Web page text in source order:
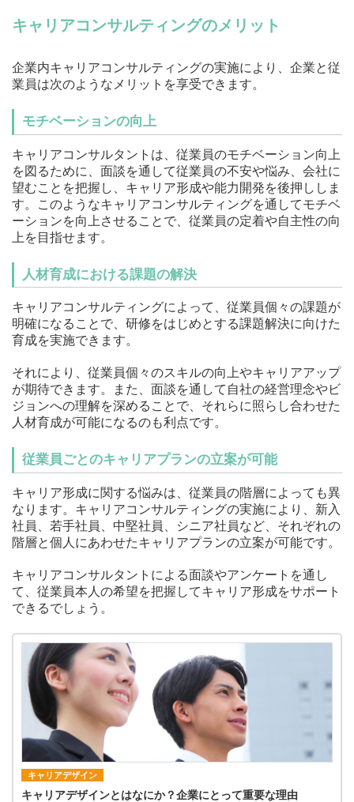
キャリアコンサルティングのメリット
企業内キャリアコンサルティングの実施により、企業と従
業員は次のようなメリットを享受できます。
モチベーションの向上
キャリアコンサルタントは、従業員のモチベーション向上
を図るために、面談を通して従業員の不安や悩み、会社に
望むことを把握し、キャリア形成や能力開発を後押ししま
す。このようなキャリアコンサルティングを通してモチベ
ーションを向上させることで、従業員の定着や自主性の向
上を目指せます。
人材育成における課題の解決
キャリアコンサルティングによって、従業員個々の課題が
明確になることで、研修をはじめとする課題解決に向けた
育成を実施できます。
それにより、従業員個々のスキルの向上やキャリアアップ
が期待できます。また、面談を通して自社の経営理念やビ
ジョンへの理解を深めることで、それらに照らし合わせた
人材育成が可能になるのも利点です。
従業員ごとのキャリアプランの立案が可能
キャリア形成に関する悩みは、従業員の階層によっても異
なります。キャリアコンサルティングの実施により、新入
社員、若手社員、中堅社員、シニア社員など、それぞれの
階層と個人にあわせたキャリアプランの立案が可能です。
キャリアコンサルタントによる面談やアンケートを通し
て、従業員本人の希望を把握してキャリア形成をサポート
できるでしょう。
キャリアデザイン
キャリアデザインとはなにか？企業にとって重要な理由